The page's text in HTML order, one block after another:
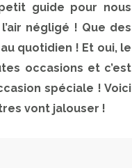
guide pour nous
négligé ! Que des
quotidien ! Et oui, le
occasions et c’est
spéciale ! Voici
vont jalouser !